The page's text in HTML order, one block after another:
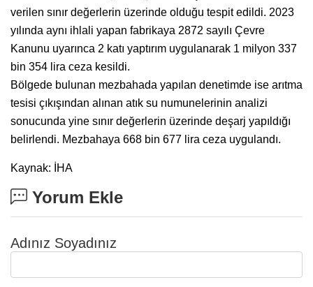
verilen sınır değerlerin üzerinde olduğu tespit edildi. 2023
yılında aynı ihlali yapan fabrikaya 2872 sayılı Çevre
Kanunu uyarınca 2 katı yaptırım uygulanarak 1 milyon 337
bin 354 lira ceza kesildi.
Bölgede bulunan mezbahada yapılan denetimde ise arıtma
tesisi çıkışından alınan atık su numunelerinin analizi
sonucunda yine sınır değerlerin üzerinde deşarj yapıldığı
belirlendi. Mezbahaya 668 bin 677 lira ceza uygulandı.
Kaynak: İHA
Yorum Ekle
Adınız Soyadınız